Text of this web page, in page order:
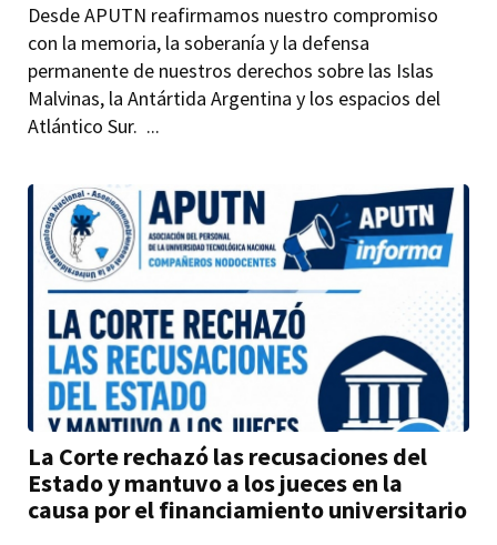
Desde APUTN reafirmamos nuestro compromiso
con la memoria, la soberanía y la defensa
permanente de nuestros derechos sobre las Islas
Malvinas, la Antártida Argentina y los espacios del
Atlántico Sur. ...
La Corte rechazó las recusaciones del
Estado y mantuvo a los jueces en la
causa por el financiamiento universitario